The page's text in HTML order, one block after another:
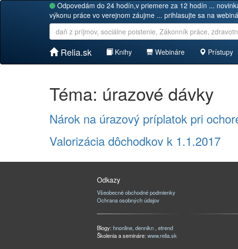
Odpovedám do 24 hodín,v priemere za 12 hodín ...
výkonu práce vo verejnom záujme ... prihlasujte sa na
Relia.sk Knihy Webináre Prístupy
Téma: úrazové dávky
Nárok na úrazový príplatok pri
Valorizácia dôchodkov k 1.1.2017
Odkazy
Všeobecné obchodné podmienky
Ochrana osobných údajov
Blogy: hnonline, dennikn , etrend
Školenia a semináre: www.relia.sk